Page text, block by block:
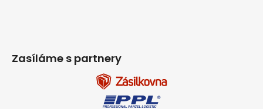
Zasíláme s partnery